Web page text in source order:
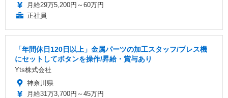
月給29万5,200円～60万円
正社員
「年間休日120日以上」金属パーツの加工スタッフ/プレス機
にセットしてボタンを操作/昇給・賞与あり
Yts株式会社
神奈川県
月給31万3,700円～45万円